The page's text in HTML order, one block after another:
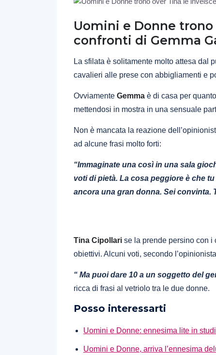
Uomini e Donne
confronti di Gemma
La sfilata è solitamente molto attesa dal
cavalieri alle prese con abbigliamenti e
Ovviamente Gemma è di casa per
mettendosi in mostra in una sensuale
Non è mancata la reazione
ad alcune frasi molto forti:
“Immaginate una così in una sala
voti di pietà. La cosa peggiore è che
ancora una gran donna. Sei
Tina Cipollari se la prende persino con
obiettivi. Alcuni voti, secondo
“ Ma puoi dare 10 a un soggetto del
ricca di frasi al vetriolo tra le due donne.
Posso interessarti
Uomini e Donne: ennesima lite in
Uomini e Donne, arriva l’ennesima